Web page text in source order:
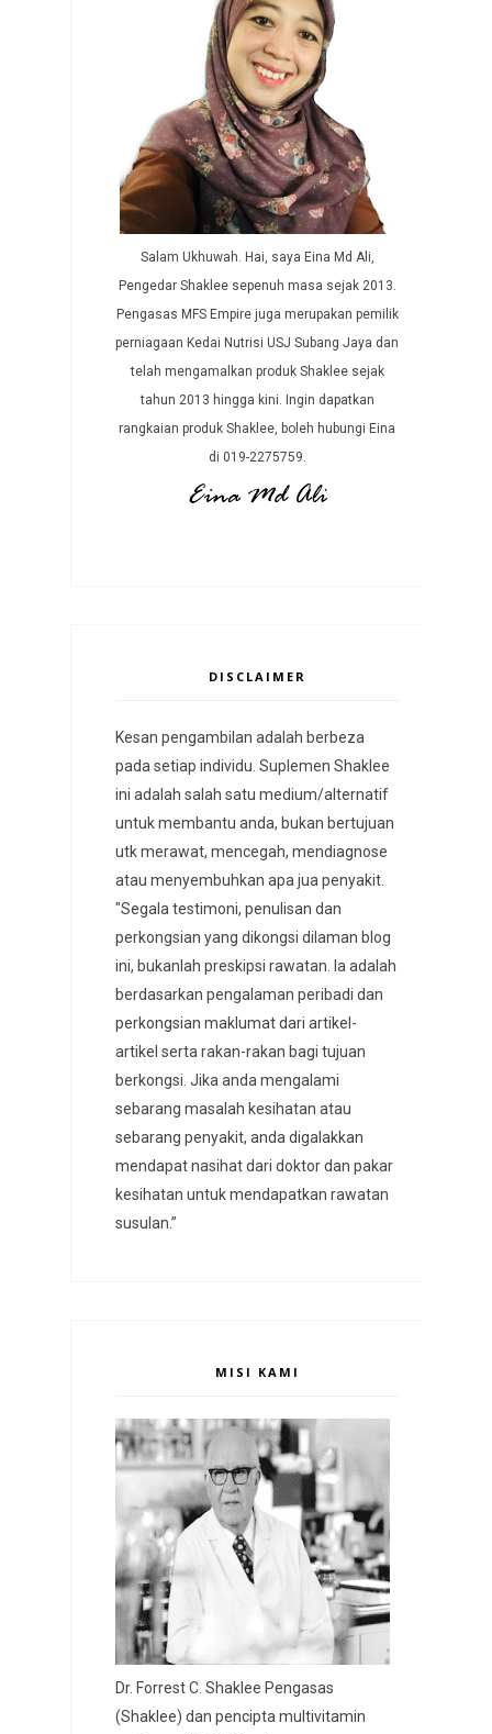
Salam Ukhuwah. Hai, saya Eina Md Ali,
Pengedar Shaklee sepenuh masa sejak 2013.
Pengasas MFS Empire juga merupakan pemilik
perniagaan Kedai Nutrisi USJ Subang Jaya dan
telah mengamalkan produk Shaklee sejak
tahun 2013 hingga kini. Ingin dapatkan
rangkaian produk Shaklee, boleh hubungi Eina
di 019-2275759.
DISCLAIMER
Kesan pengambilan adalah berbeza
pada setiap individu. Suplemen Shaklee
ini adalah salah satu medium/alternatif
untuk membantu anda, bukan bertujuan
utk merawat, mencegah, mendiagnose
atau menyembuhkan apa jua penyakit.
"Segala testimoni, penulisan dan
perkongsian yang dikongsi dilaman blog
ini, bukanlah preskipsi rawatan. Ia adalah
berdasarkan pengalaman peribadi dan
perkongsian maklumat dari artikel-
artikel serta rakan-rakan bagi tujuan
berkongsi. Jika anda mengalami
sebarang masalah kesihatan atau
sebarang penyakit, anda digalakkan
mendapat nasihat dari doktor dan pakar
kesihatan untuk mendapatkan rawatan
susulan.”
MISI KAMI
Dr. Forrest C. Shaklee Pengasas
(Shaklee) dan pencipta multivitamin